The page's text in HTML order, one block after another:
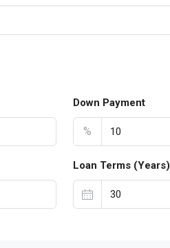
Down Payment
%
Loan Terms (Years)